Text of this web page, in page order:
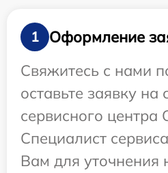
1
Оформление
Свяжитесь с нами
оставьте заявку на
сервисного центра
Специалист
Вам для уточнения